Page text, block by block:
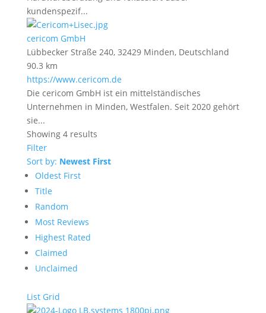
kundenspezif...
cericom GmbH
Lübbecker Straße 240, 32429 Minden, Deutschland
90.3 km
https://www.cericom.de
Die cericom GmbH ist ein mittelständisches
Unternehmen in Minden, Westfalen. Seit 2020 gehört
sie...
Showing 4 results
Filter
Sort by: Newest First
Oldest First
Title
Random
Most Reviews
Highest Rated
Claimed
Unclaimed
List Grid